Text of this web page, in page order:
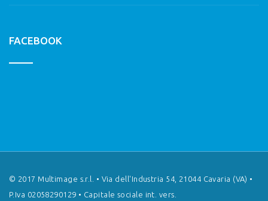
FACEBOOK
© 2017 Multimage s.r.l. • Via dell'Industria 54, 21044 Cavaria (VA) •
P.Iva 02058290129 • Capitale sociale int. vers.